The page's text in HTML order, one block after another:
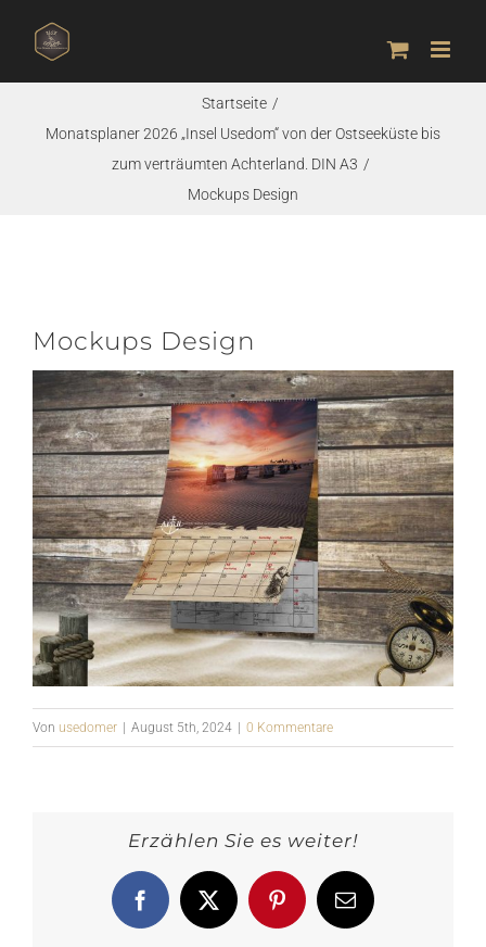
Inhalt
springen
Startseite
Monatsplaner 2026 „Insel Usedom“ von der Ostseeküste bis
zum verträumten Achterland. DIN A3
Mockups Design
Mockups Design
Von usedomer August 5th, 2024 0 Kommentare
Erzählen Sie es weiter!
Facebook
X PinterestE-
Mail